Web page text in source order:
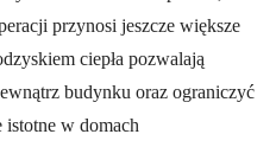
przynosi jeszcze większe
ciepła pozwalają
budynku oraz ograniczyć
istotne w domach